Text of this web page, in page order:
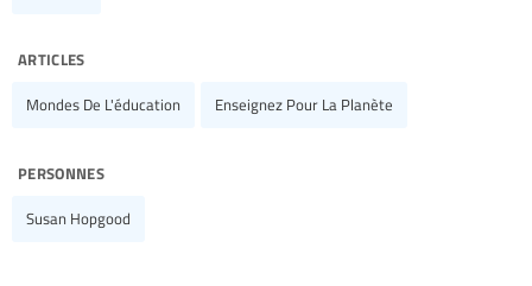
articles
Mondes De L'éducation Enseignez Pour La Planète
personnes
Susan Hopgood